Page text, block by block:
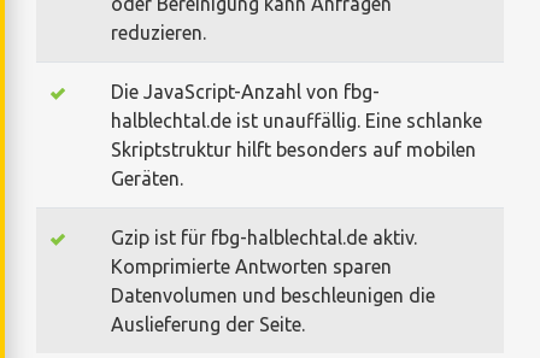
reduzieren.
Die JavaScript-Anzahl von fbg-
halblechtal.de ist unauffällig. Eine schlanke
Skriptstruktur hilft besonders auf mobilen
Geräten.
Gzip ist für fbg-halblechtal.de aktiv.
Komprimierte Antworten sparen
Datenvolumen und beschleunigen die
Auslieferung der Seite.